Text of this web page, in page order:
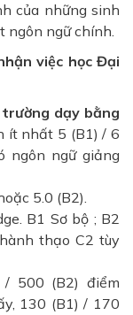
của những sinh
ngôn ngữ chính.
việc học Đại
dạy bằng
ít nhất 5 (B1) / 6
ngôn ngữ giảng
5.0 (B2).
B1 Sơ bộ ; B2
thạo C2 tùy
500 (B2) điểm
130 (B1) / 170